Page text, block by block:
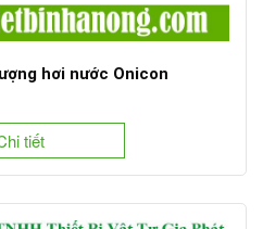
hơi nước Onicon
tiết